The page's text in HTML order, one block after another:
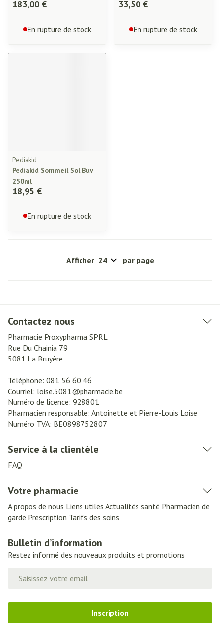
183,00 €
En rupture de stock
33,50 €
En rupture de stock
Pediakid
Pediakid Sommeil Sol Buv
250ml
18,95 €
En rupture de stock
Afficher par page
Contactez nous
Pharmacie Proxypharma SPRL
Rue Du Chainia 79
5081 La Bruyère
Téléphone: 081 56 60 46
Courriel: loise.5081@pharmacie.be
Numéro de licence: 928801
Pharmacien responsable: Antoinette et Pierre-Louis Loise
Numéro TVA: BE0898752807
Service à la clientèle
FAQ
Votre pharmacie
A propos de nous Liens utiles Actualités santé Pharmacien de
garde Prescription Tarifs des soins
Bulletin d’information
Restez informé des nouveaux produits et promotions
Inscription